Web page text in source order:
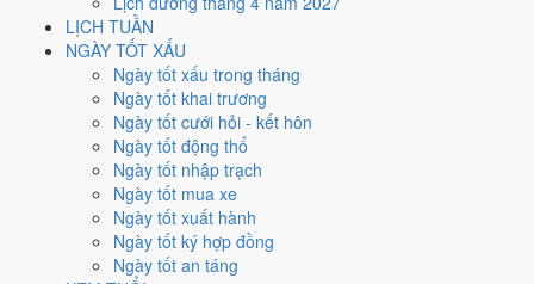
LỊCH TUẦN
NGÀY TỐT XẤU
Ngày tốt xấu trong tháng
Ngày tốt khai trương
Ngày tốt cưới hỏi - kết hôn
Ngày tốt động thổ
Ngày tốt nhập trạch
Ngày tốt mua xe
Ngày tốt xuất hành
Ngày tốt ký hợp đồng
Ngày tốt an táng
cho các việc quan trọng. Giờ Hoàng Đạo trong ngày:
Ngọ, Mùi, Dậu
Ngày Dương
Tháng 12 năm 2020
Tháng 10 âm năm 2020
Tiết Tiểu Tuyết